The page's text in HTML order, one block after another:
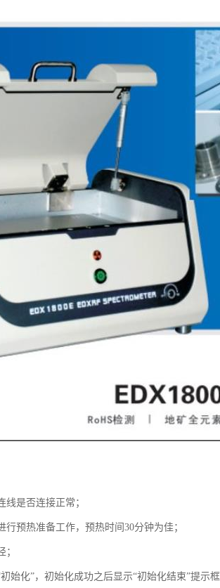
线是否连接正常；
预热准备工作，预热时间30分钟为佳；
始化”，初始化成功之后显示“初始化结束”提示